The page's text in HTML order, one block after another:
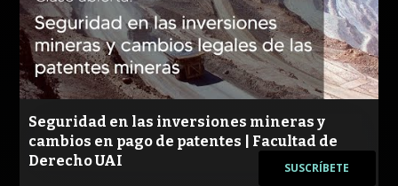
Seguridad en las inversiones mineras y
cambios en pago de patentes | Facultad de
Derecho UAI
SUSCRÍBETE